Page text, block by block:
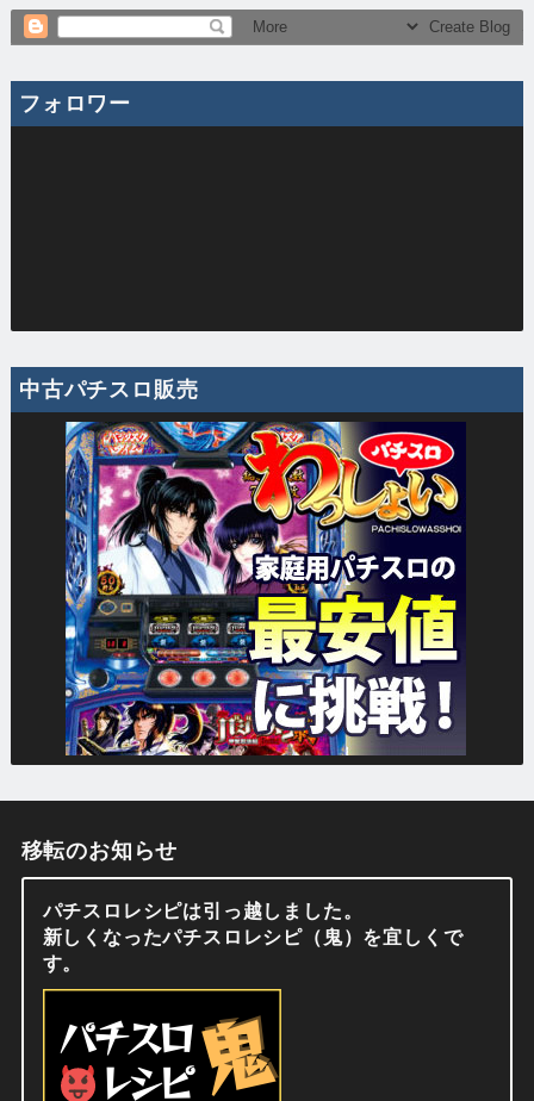
フォロワー
中古パチスロ販売
移転のお知らせ
パチスロレシピは引っ越しました。
新しくなったパチスロレシピ（鬼）を宜しくで
す。